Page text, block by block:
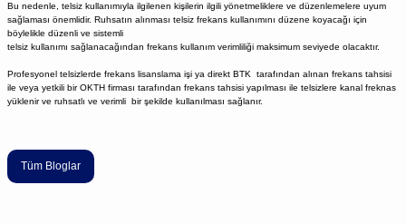
Bu nedenle, telsiz kullanımıyla ilgilenen kişilerin ilgili yönetmeliklere ve düzenlemelere uyum
sağlaması önemlidir. Ruhsatın alınması telsiz frekans kullanımını düzene koyacağı için
böylelikle düzenli ve sistemli
telsiz kullanımı sağlanacağından frekans kullanım verimliliği maksimum seviyede olacaktır.
Profesyonel telsizlerde frekans lisanslama işi ya direkt BTK tarafından alınan frekans tahsisi
ile veya yetkili bir OKTH firması tarafından frekans tahsisi yapılması ile telsizlere kanal freknas
yüklenir ve ruhsatlı ve verimli bir şekilde kullanılması sağlanır.
Tüm Bloglar